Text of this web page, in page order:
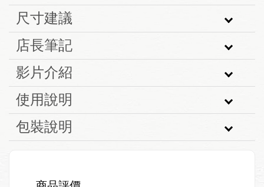
尺寸建議
店長筆記
影片介紹
使用說明
包裝說明